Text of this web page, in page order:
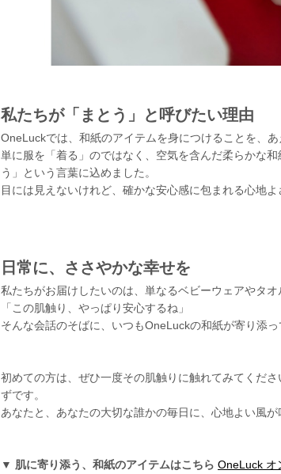
私たちが「まとう」と呼びたい理由
OneLuckでは、和紙のアイテムを身につけることを、
単に服を「着る」のではなく、空気を含んだ柔らかな
う」という言葉に込めました。
目には見えないけれど、確かな安心感に包まれる心地
日常に、ささやかな幸せを
私たちがお届けしたいのは、単なるベビーウェアやタ
「この肌触り、やっぱり安心するね」
そんな会話のそばに、いつもOneLuckの和紙が寄り添
初めての方は、ぜひ一度その肌触りに触れてみてくだ
ずです。
あなたと、あなたの大切な誰かの毎日に、心地よい風が
▼ 肌に寄り添う、和紙のアイテムはこちら OneLuck オ